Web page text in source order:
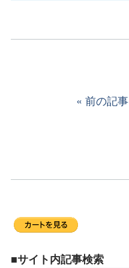
前の記事
■サイト内記事検索